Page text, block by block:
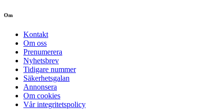
Om
Kontakt
Om oss
Prenumerera
Nyhetsbrev
Tidigare nummer
Säkerhetsgalan
Annonsera
Om cookies
Vår integritetspolicy